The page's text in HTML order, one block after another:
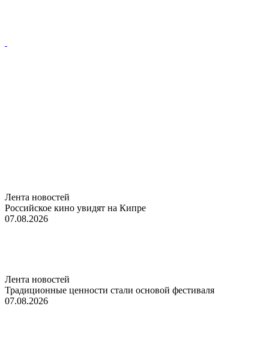
Лента новостей
Российское кино увидят на Кипре
07.08.2026
Лента новостей
Традиционные ценности стали основой фестиваля
07.08.2026